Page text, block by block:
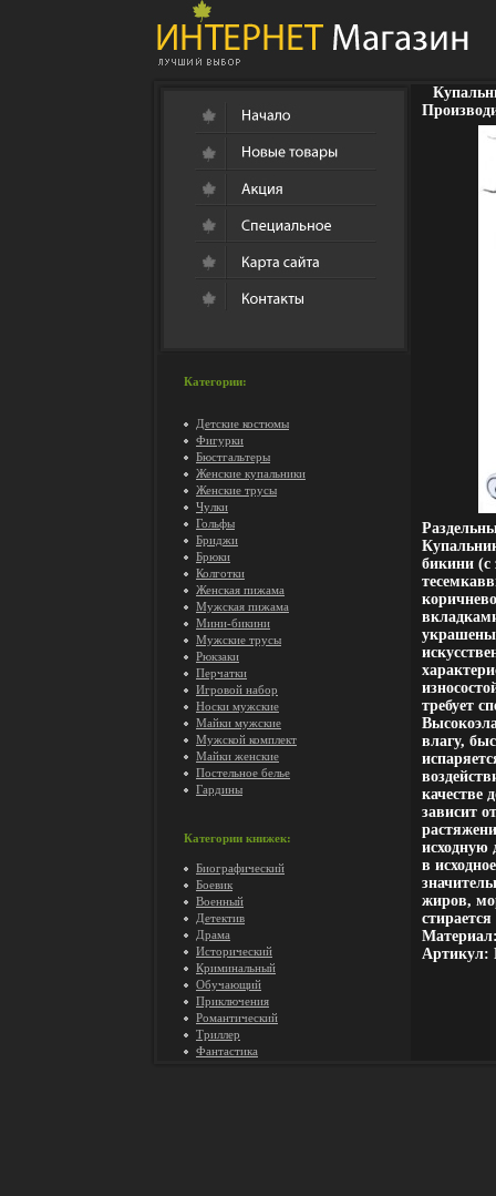
Категории:
Детские костюмы
Фигурки
Бюстгальтеры
Женские купальники
Женские трусы
Чулки
Гольфы
Бриджи
Брюки
Колготки
Женская пижама
Мужская пижама
Мини-бикини
Мужские трусы
Рюкзаки
Перчатки
Игровой набор
Носки мужские
Майки мужские
Мужской комплект
Майки женские
Постельное белье
Гардины
Категории книжек:
Биографический
Боевик
Военный
Детектив
Драма
Исторический
Криминальный
Обучающий
Приключения
Романтический
Триллер
Фантастика
бикини
требует
влагу,
качестве
зависит
исходную
в
жиров,
Артикул: